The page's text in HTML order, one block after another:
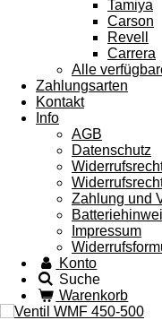
Tamiya
Carson
Revell
Carrera
Alle
Zahlungsarten
Kontakt
Info
AGB
Datenschutz
Zahlung und
Impressum
Konto
Suche
Warenkorb